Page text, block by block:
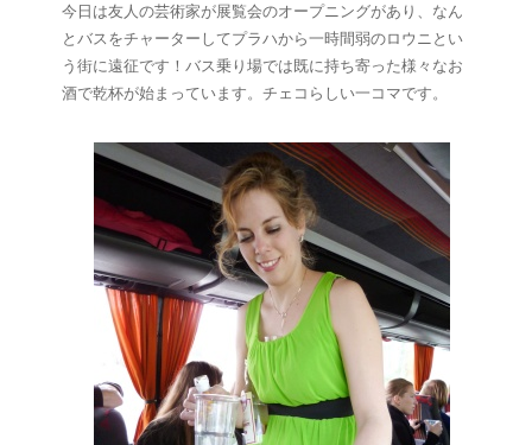
今日は友人の芸術家が展覧会のオープニングがあり、なん
とバスをチャーターしてプラハから一時間弱のロウニとい
う街に遠征です！バス乗り場では既に持ち寄った様々なお
酒で乾杯が始まっています。チェコらしい一コマです。